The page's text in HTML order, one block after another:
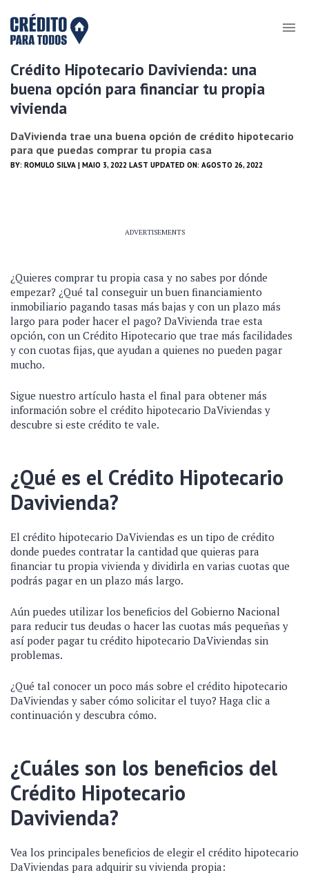
Crédito Hipotecario Davivienda: una
buena opción para financiar tu propia
vivienda
DaVivienda trae una buena opción de crédito hipotecario
para que puedas comprar tu propia casa
BY: ROMULO SILVA | MAIO 3, 2022 LAST UPDATED ON: AGOSTO 26, 2022
ADVERTISEMENTS
¿Quieres comprar tu propia casa y no sabes por dónde
empezar? ¿Qué tal conseguir un buen financiamiento
inmobiliario pagando tasas más bajas y con un plazo más
largo para poder hacer el pago? DaVivienda trae esta
opción, con un Crédito Hipotecario que trae más facilidades
y con cuotas fijas, que ayudan a quienes no pueden pagar
mucho.
Sigue nuestro artículo hasta el final para obtener más
información sobre el crédito hipotecario DaViviendas y
descubre si este crédito te vale.
¿Qué es el Crédito Hipotecario
Davivienda?
El crédito hipotecario DaViviendas es un tipo de crédito
donde puedes contratar la cantidad que quieras para
financiar tu propia vivienda y dividirla en varias cuotas que
podrás pagar en un plazo más largo.
Aún puedes utilizar los beneficios del Gobierno Nacional
para reducir tus deudas o hacer las cuotas más pequeñas y
así poder pagar tu crédito hipotecario DaViviendas sin
problemas.
¿Qué tal conocer un poco más sobre el crédito hipotecario
DaViviendas y saber cómo solicitar el tuyo? Haga clic a
continuación y descubra cómo.
¿Cuáles son los beneficios del
Crédito Hipotecario
Davivienda?
Vea los principales beneficios de elegir el crédito hipotecario
DaViviendas para adquirir su vivienda propia: